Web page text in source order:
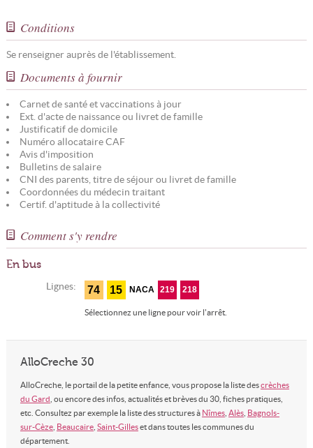
Conditions
Se renseigner auprès de l'établissement.
Documents à fournir
Carnet de santé et vaccinations à jour
Ext. d'acte de naissance ou livret de famille
Justificatif de domicile
Numéro allocataire CAF
Avis d'imposition
Bulletins de salaire
CNI des parents, titre de séjour ou livret de famille
Coordonnées du médecin traitant
Certif. d'aptitude à la collectivité
Comment s'y rendre
En bus
Lignes: 74 15 NACA 219 218
Sélectionnez une ligne pour voir l'arrêt.
AlloCreche 30
AlloCreche, le portail de la petite enfance, vous propose la liste descrèches
du Gard , ou encore des infos, actualités et brèves du 30, fiches pratiques,
etc. Consultez par exemple la liste des structures à Nîmes, Alès, Bagnols-
sur-Cèze, Beaucaire, Saint-Gilleset dans toutes les communes du
département.